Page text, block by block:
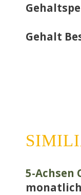
Gehalt
5-Achsen
monatlich